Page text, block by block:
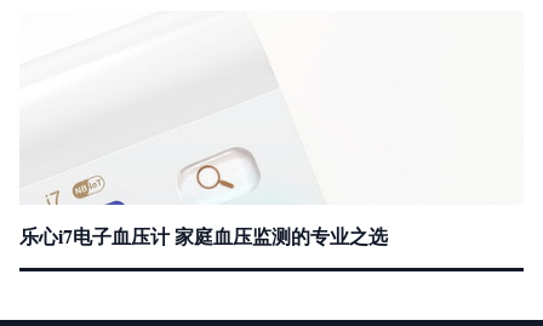
乐心i7电子血压计 家庭血压监测的专业之选